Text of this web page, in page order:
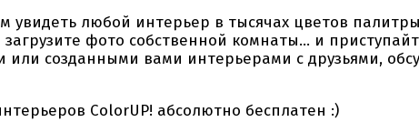
увидеть любой интерьер в тысячах цветов
фото собственной комнаты... и
созданными вами интерьерами с друзьями,
ColorUP! абсолютно бесплатен :)